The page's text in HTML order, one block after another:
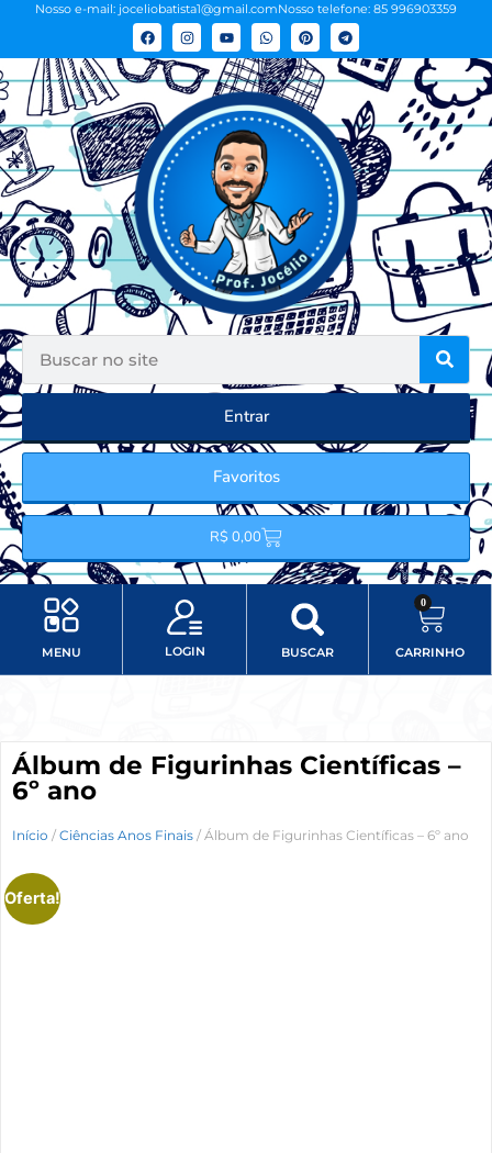
Nosso e-mail: joceliobatista1@gmail.comNosso telefone: 85 996903359
Entrar
Favoritos
R$ 0,00
MENU LOGIN BUSCAR
0
CARRINHO
Álbum de Figurinhas Científicas –
6º ano
Início / Ciências Anos Finais / Álbum de Figurinhas Científicas – 6º ano
Oferta!